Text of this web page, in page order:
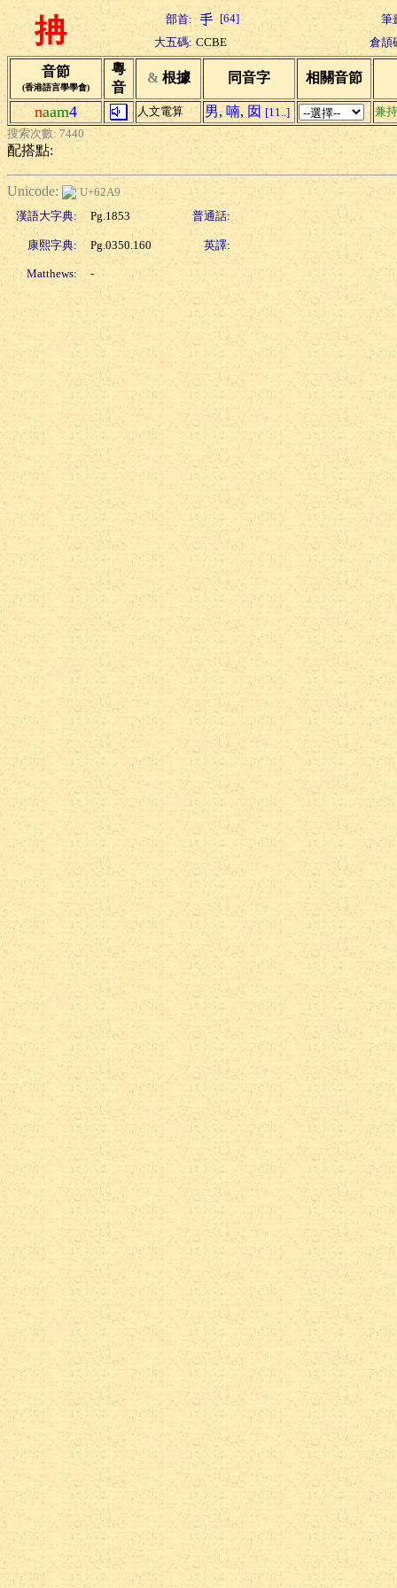
抩 部首: [64]
筆
大五碼: CCBE 倉頡
音節
(香港語言學學會)
粵
音
& 根據 同音字 相關音節
naam4 人文電算 男, 喃, 囡 [11..]
兼
搜索次數: 7440
配搭點:
Unicode:
U+62A9
漢語大字典:
Pg.1853 普通話:
康熙字典: Pg.0350.160 英譯:
Matthews: -